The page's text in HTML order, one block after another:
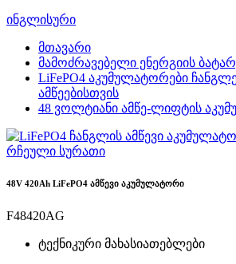
ინგლისური
მთავარი
მამოძრავებელი ენერგიის
LiFePO4 აკუმულატორები
ამწეებისთვის
48 ვოლტიანი ამწე-ლიფტის
48V 420Ah LiFePO4 ამწევი აკუმულატორი
F48420AG
ტექნიკური მახასიათებლები